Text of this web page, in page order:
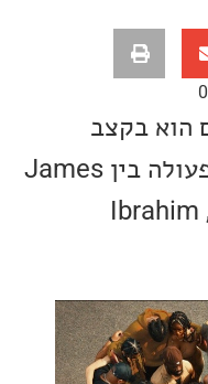
אפריקאי והינו שיתוף פעולה בין James